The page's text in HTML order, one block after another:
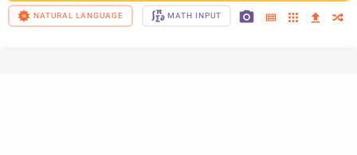
NATURAL LANGUAGE MATH INPUT